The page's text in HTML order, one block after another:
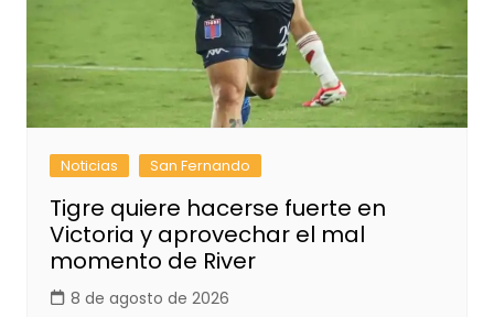
Noticias San Fernando
Tigre quiere hacerse fuerte en
Victoria y aprovechar el mal
momento de River
8 de agosto de 2026